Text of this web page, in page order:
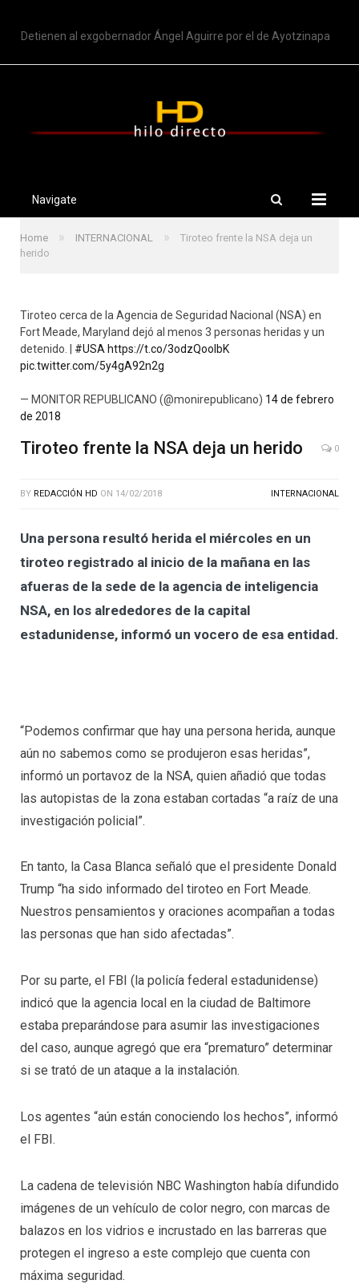
Detienen al exgobernador Ángel Aguirre por el de Ayotzinapa
Navigate
Home » INTERNACIONAL »
Tiroteo frente la NSA deja un
herido
Tiroteo cerca de la Agencia de Seguridad Nacional (NSA) en
Fort Meade, Maryland dejó al menos 3 personas heridas y un
detenido. | #USA https://t.co/3odzQoolbK
pic.twitter.com/5y4gA92n2g
— MONITOR REPUBLICANO (@monirepublicano) 14 de febrero
de 2018
Tiroteo frente la NSA deja un herido 0
BY REDACCIÓN HD ON 14/02/2018 INTERNACIONAL
Una persona resultó herida el miércoles en un
tiroteo registrado al inicio de la mañana en las
afueras de la sede de la agencia de inteligencia
NSA, en los alrededores de la capital
estadunidense, informó un vocero de esa entidad.
“Podemos confirmar que hay una persona herida, aunque
aún no sabemos como se produjeron esas heridas”,
informó un portavoz de la NSA, quien añadió que todas
las autopistas de la zona estaban cortadas “a raíz de una
investigación policial”.
En tanto, la Casa Blanca señaló que el presidente Donald
Trump “ha sido informado del tiroteo en Fort Meade.
Nuestros pensamientos y oraciones acompañan a todas
las personas que han sido afectadas”.
Por su parte, el FBI (la policía federal estadunidense)
indicó que la agencia local en la ciudad de Baltimore
estaba preparándose para asumir las investigaciones
del caso, aunque agregó que era “prematuro” determinar
si se trató de un ataque a la instalación.
Los agentes “aún están conociendo los hechos”, informó
el FBI.
La cadena de televisión NBC Washington había difundido
imágenes de un vehículo de color negro, con marcas de
balazos en los vidrios e incrustado en las barreras que
protegen el ingreso a este complejo que cuenta con
máxima seguridad.